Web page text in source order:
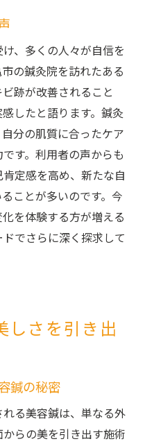
、多くの人々が自信を
の鍼灸院を訪れたある
跡が改善されること
したと語ります。鍼灸
分の肌質に合ったケア
す。利用者の声からも
定感を高め、新たな自
ことが多いのです。今
を体験する方が増える
でさらに深く探求して
しさを引き出
鍼の秘密
る美容鍼は、単なる外
らの美を引き出す施術